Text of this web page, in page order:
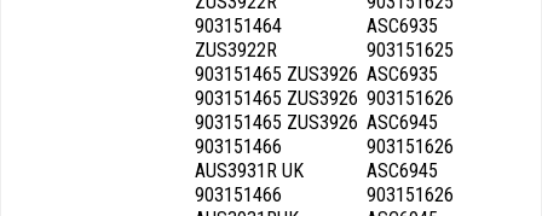
903151464
ZUS3922R
903151465 ZUS3926
903151465 ZUS3926
903151465 ZUS3926
903151466
AUS3931R UK
903151466
ASC6935
903151625
ASC6935
903151626
ASC6945
903151626
ASC6945
903151626